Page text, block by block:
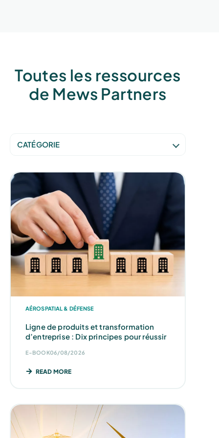
Toutes les ressources
de Mews Partners
CATÉGORIE
AÉROSPATIAL & DÉFENSE
Ligne de produits et transformation
d’entreprise : Dix principes pour réussir
E-BOOK06/08/2026
READ MORE